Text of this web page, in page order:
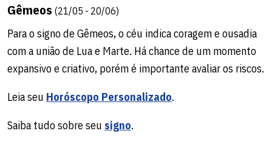
Gêmeos (21/05 - 20/06)
Para o signo de Gêmeos, o céu indica coragem e ousadia
com a união de Lua e Marte. Há chance de um momento
expansivo e criativo, porém é importante avaliar os riscos.
Leia seu Horóscopo Personalizado.
Saiba tudo sobre seu signo.